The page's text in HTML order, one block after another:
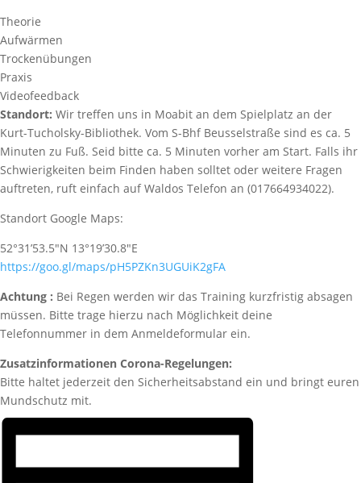
Theorie
Aufwärmen
Trockenübungen
Praxis
Videofeedback
Standort: Wir treffen uns in Moabit an dem Spielplatz an der
Kurt-Tucholsky-Bibliothek. Vom S-Bhf Beusselstraße sind es ca. 5
Minuten zu Fuß. Seid bitte ca. 5 Minuten vorher am Start. Falls ihr
Schwierigkeiten beim Finden haben solltet oder weitere Fragen
auftreten, ruft einfach auf Waldos Telefon an (017664934022).
Standort Google Maps:
52°31’53.5″N 13°19’30.8″E
https://goo.gl/maps/pH5PZKn3UGUiK2gFA
Achtung : Bei Regen werden wir das Training kurzfristig absagen
müssen. Bitte trage hierzu nach Möglichkeit deine
Telefonnummer in dem Anmeldeformular ein.
Zusatzinformationen Corona-Regelungen:
Bitte haltet jederzeit den Sicherheitsabstand ein und bringt euren
Mundschutz mit.